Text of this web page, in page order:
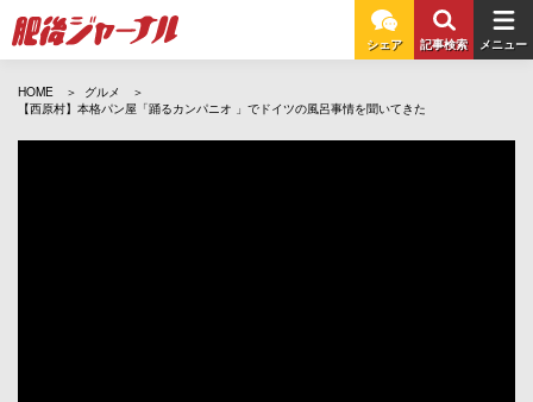
シェア 記事検索 メニュー
HOME
グルメ
【西原村】本格パン屋「踊るカンパニオ 」でドイツの風呂事情を聞いてきた